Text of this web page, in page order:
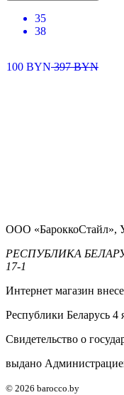
35
38
100 BYN397BYN
ООО «БароккоСтайл»,
РЕСПУБЛИКА
17-1
Интернет магазин
Республики Беларусь 4
Свидетельство о
выдано
© 2026 barocco.by